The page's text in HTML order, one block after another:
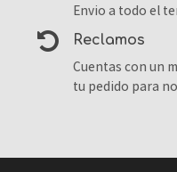
Envio a todo el
reclamos
Cuentas con un
tu pedido para